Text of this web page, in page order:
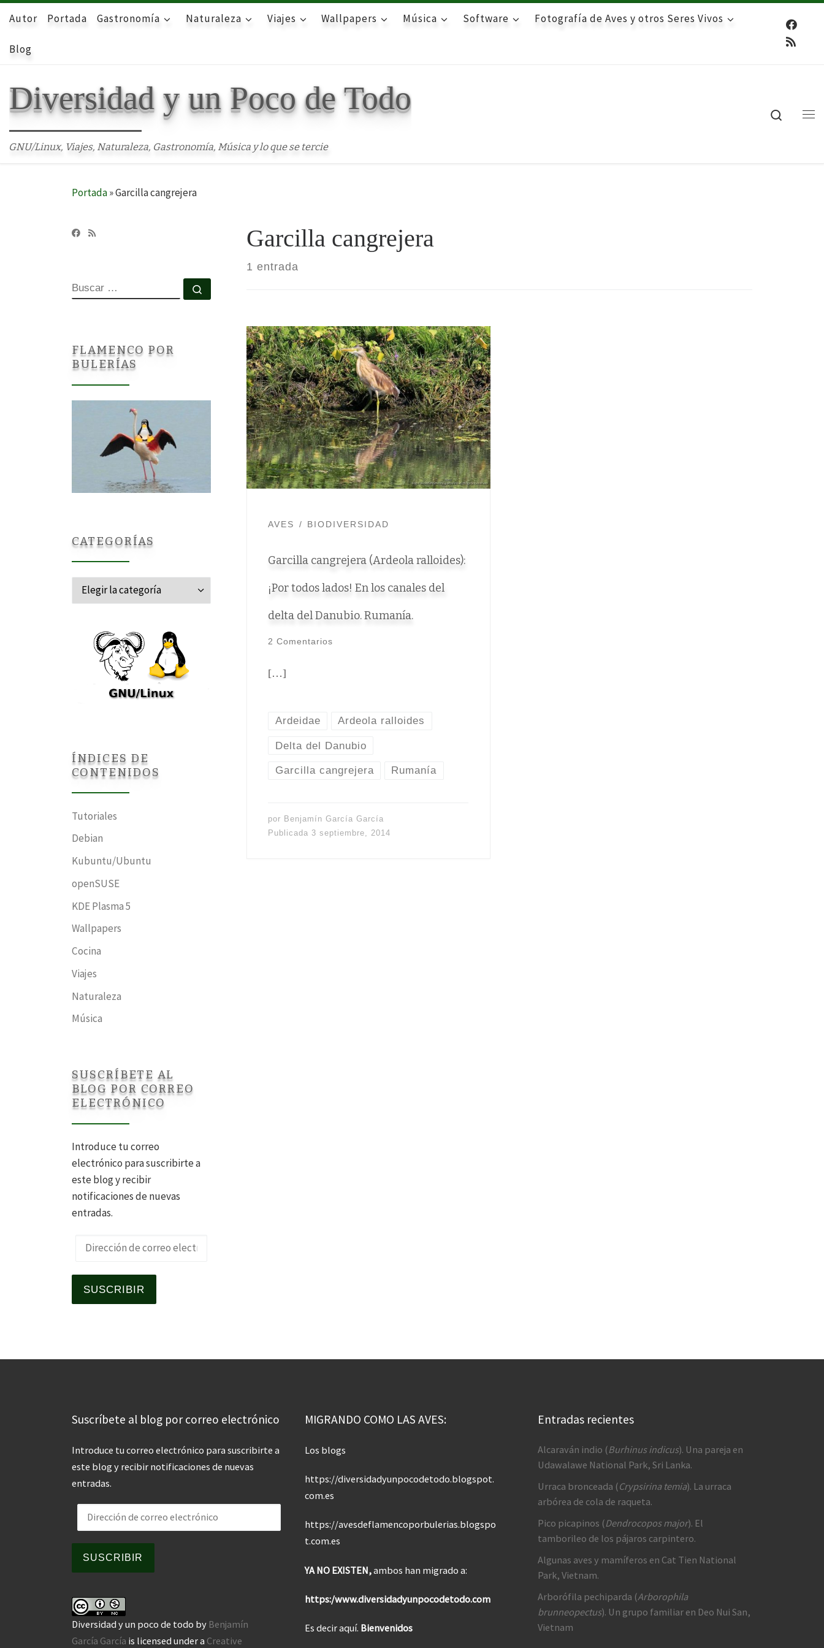
Skip to content
Autor Portada Gastronomía Naturaleza Viajes Wallpapers Música Software Fotografía de Aves y otros Seres Vivos
Blog
Diversidad y un Poco de Todo
GNU/Linux, Viajes, Naturaleza, Gastronomía, Música y lo que se tercie
Search
Portada»Garcilla cangrejera
Garcilla cangrejera
1 entrada
AVES BIODIVERSIDAD
Garcilla cangrejera (Ardeola ralloides):
¡Por todos lados! En los canales del
delta del Danubio. Rumanía.
2 Comentarios
[…]
Ardeidae Ardeola ralloides
Delta del Danubio
Garcilla cangrejera Rumanía
por Benjamín García García
Publicada 3 septiembre, 2014
BUSCAR
FLAMENCO POR
BULERÍAS
CATEGORÍAS
Categorías
ÍNDICES DE
CONTENIDOS
Tutoriales
Debian
Kubuntu/Ubuntu
openSUSE
KDE Plasma 5
Wallpapers
Cocina
Viajes
Naturaleza
Música
SUSCRÍBETE AL
BLOG POR CORREO
ELECTRÓNICO
Introduce tu correo
electrónico para suscribirte a
este blog y recibir
notificaciones de nuevas
entradas.
Dirección de correo electrónico
SUSCRIBIR
Suscríbete al blog por correo electrónico
Introduce tu correo electrónico para suscribirte a
este blog y recibir notificaciones de nuevas
entradas.
Dirección de correo electrónico
SUSCRIBIR
Diversidad y un poco de todo by Benjamín
García García is licensed under a Creative
MIGRANDO COMO LAS AVES:
Los blogs
https://diversidadyunpocodetodo.blogspot.
com.es
https://avesdeflamencoporbulerias.blogspo
t.com.es
YA NO EXISTEN,ambos han migrado a:
https:/www.diversidadyunpocodetodo.com
Es decir aquí. Bienvenidos
Entradas recientes
Alcaraván indio (Burhinus indicus). Una pareja en
Udawalawe National Park, Sri Lanka.
Urraca bronceada (Crypsirina temia). La urraca
arbórea de cola de raqueta.
Pico picapinos (Dendrocopos major). El
tamborileo de los pájaros carpintero.
Algunas aves y mamíferos en Cat Tien National
Park, Vietnam.
Arborófila pechiparda (Arborophila
brunneopectus). Un grupo familiar en Deo Nui San,
Vietnam